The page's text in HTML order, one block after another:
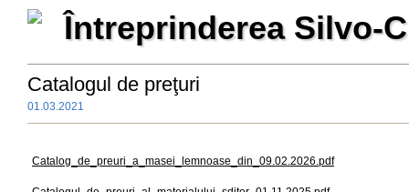
Întreprinderea Silvo-
Catalogul de preţuri
01.03.2021
Catalog_de_preuri_a_masei_lemnoase_din_09.02.2026.pdf